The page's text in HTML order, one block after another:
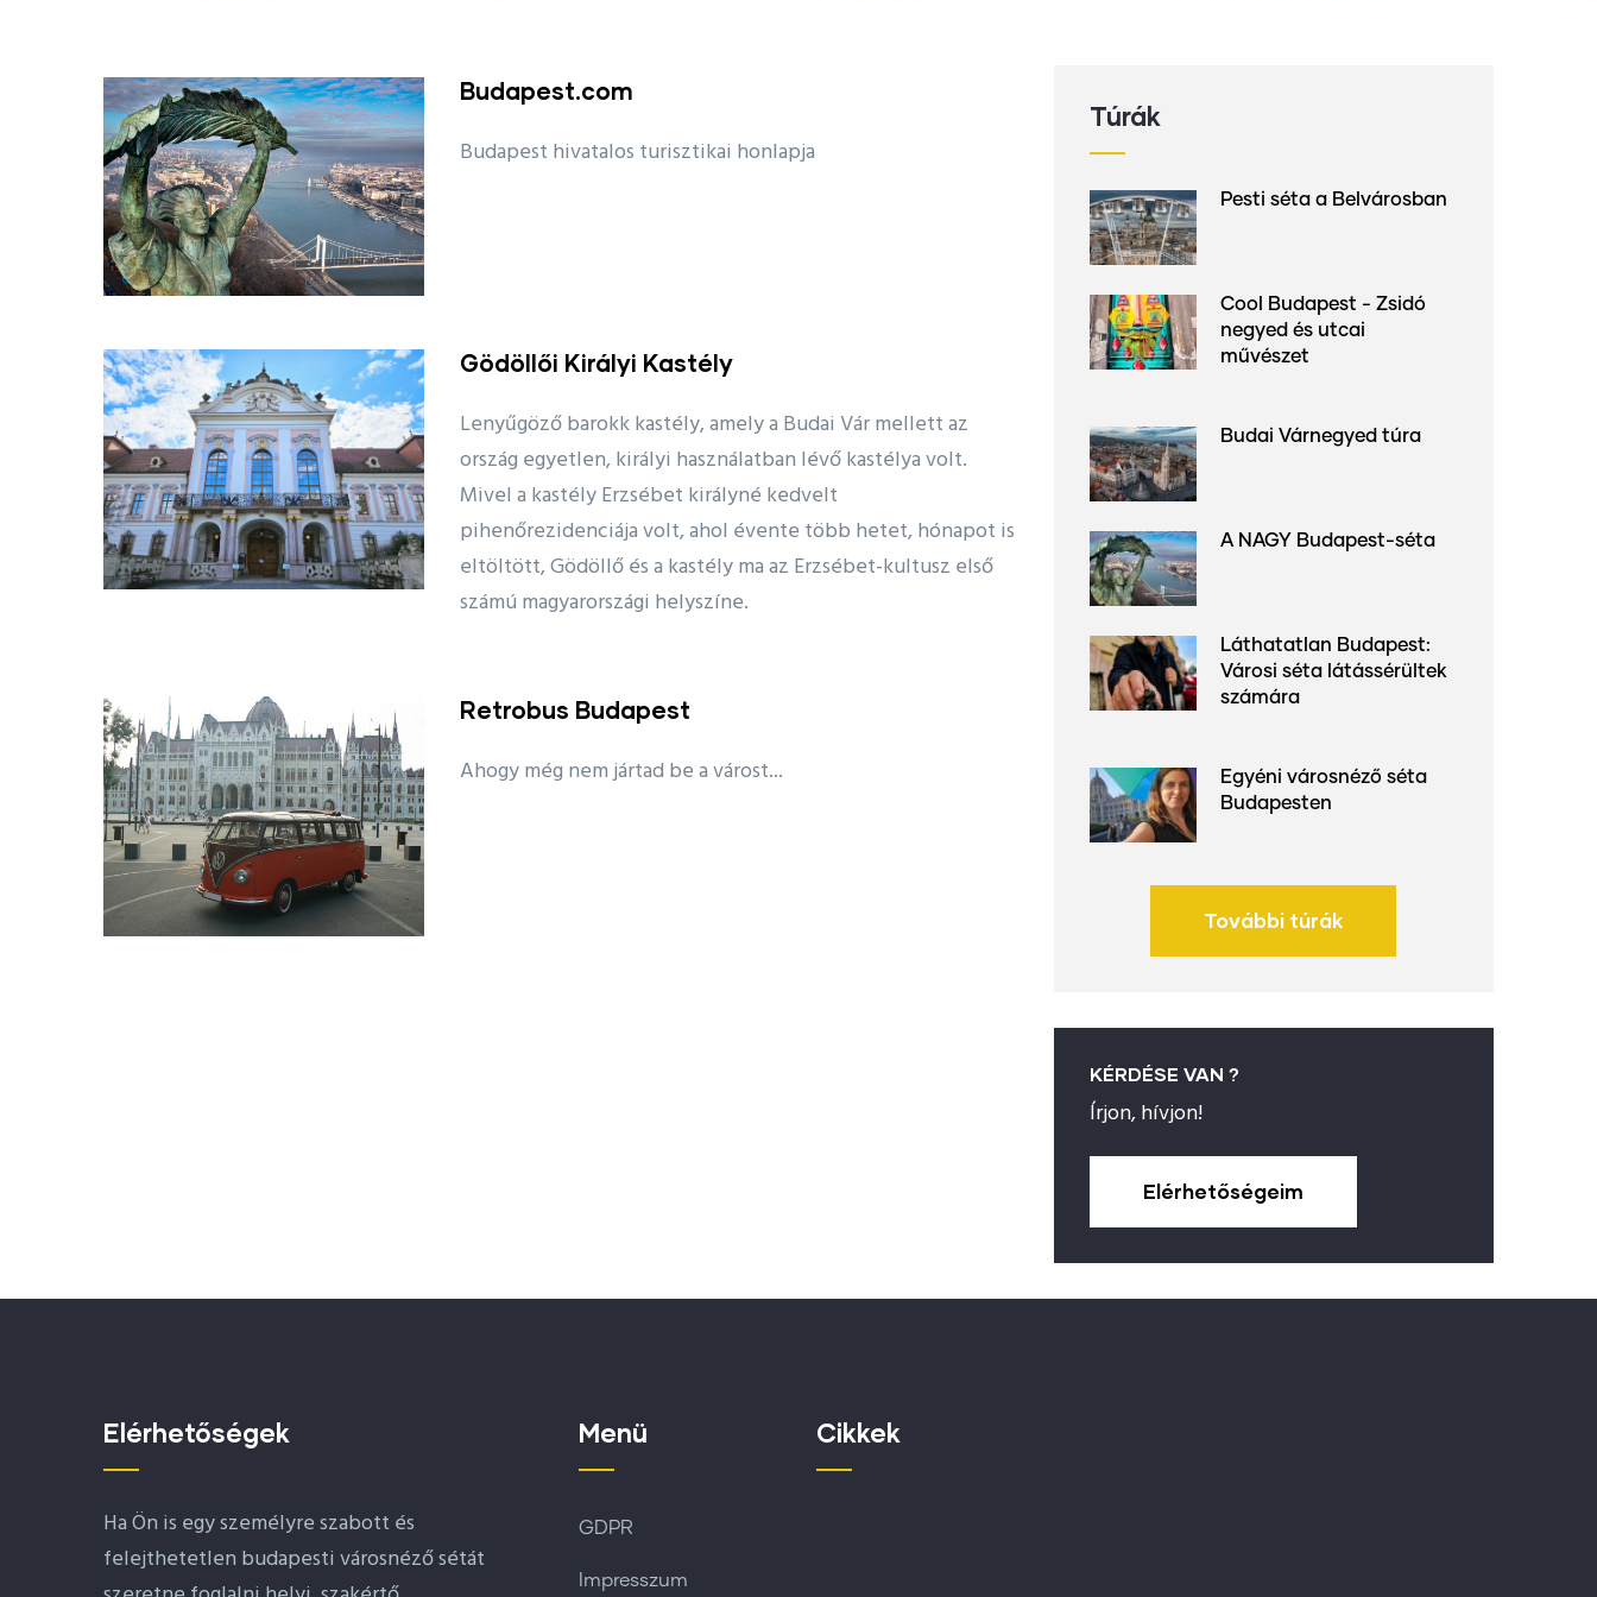
Budapest.com
Budapest hivatalos turisztikai honlapja
Gödöllői Királyi Kastély
Lenyűgöző barokk kastély, amely a Budai Vár mellett az
ország egyetlen, királyi használatban lévő kastélya volt.
Mivel a kastély Erzsébet királyné kedvelt
pihenőrezidenciája volt, ahol évente több hetet, hónapot is
eltöltött, Gödöllő és a kastély ma az Erzsébet-kultusz első
számú magyarországi helyszíne.
Retrobus Budapest
Ahogy még nem jártad be a várost...
Túrák
Pesti séta a Belvárosban
Cool Budapest - Zsidó
negyed és utcai
művészet
Budai Várnegyed túra
A NAGY Budapest-séta
Láthatatlan Budapest:
Városi séta látássérültek
számára
Egyéni városnéző séta
Budapesten
További túrák
KÉRDÉSE VAN ?
Írjon, hívjon!
Elérhetőségeim
Elérhetőségek
Ha Ön is egy személyre szabott és
felejthetetlen budapesti városnéző sétát
Menü
GDPR
Impresszum
Cikkek